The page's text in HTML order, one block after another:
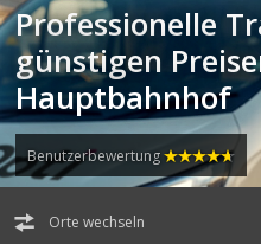
Professionelle
günstigen
Hauptbahnhof
Benutzerbewertung
Orte wechseln